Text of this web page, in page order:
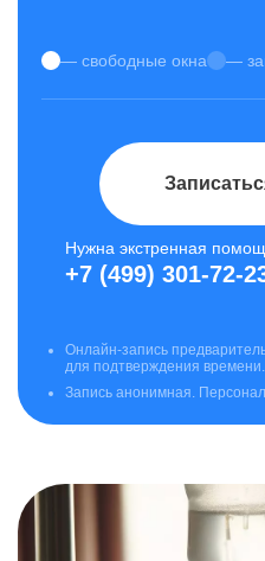
— свободные окна —
Нужна экстренная
+7 (499) 301-72-
Онлайн-запись
для подтверждения времени.
Запись анонимная.